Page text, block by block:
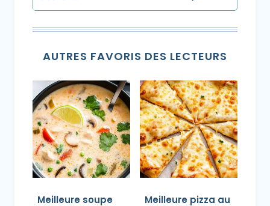
AUTRES FAVORIS DES LECTEURS
Meilleure soupe
Meilleure pizza au